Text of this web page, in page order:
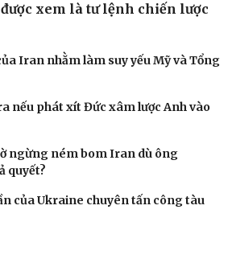
xem là tư lệnh chiến lược
Iran nhằm làm suy yếu Mỹ và Tổng
nếu phát xít Đức xâm lược Anh vào
ngừng ném bom Iran dù ông
quyết?
của Ukraine chuyên tấn công tàu